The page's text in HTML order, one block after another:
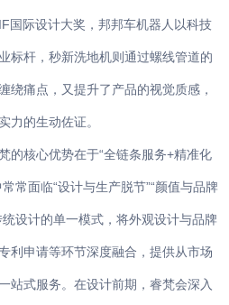
国际设计大奖，邦邦车机器人以科技
标杆，秒新洗地机则通过螺线管道的
绕痛点，又提升了产品的视觉质感，
力的生动佐证。
的核心优势在于“全链条服务+精准化
常面临“设计与生产脱节”“颜值与品牌
设计的单一模式，将外观设计与品牌
利申请等环节深度融合，提供从市场
站式服务。在设计前期，睿梵会深入